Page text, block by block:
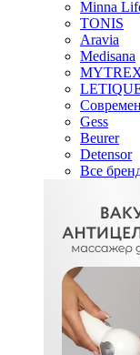
Minna
TONIS
Aravia
Medisana
Gess
Beurer
Detensor
Все